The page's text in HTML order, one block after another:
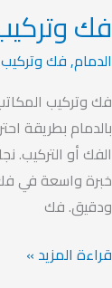
فك
الدمام,فك وتركيب
فك وتركيب
بالدمام بطريقة
الفك أو التركيب.
خبرة واسعة في فك
ودقيق. فك
فك
مكاتب
وشركات
بالدمام
قراءة المزيد »